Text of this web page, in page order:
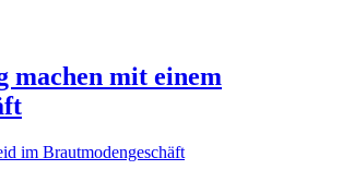
machen mit einem